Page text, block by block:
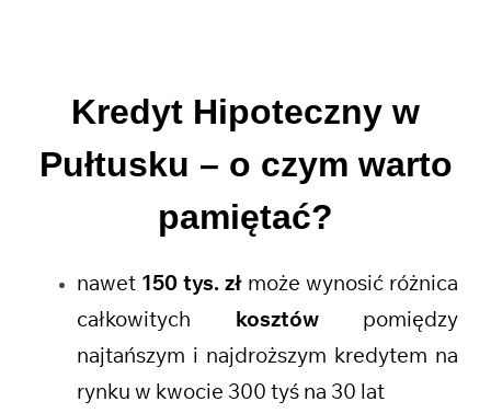
Kredyt Hipoteczny w
Pułtusku – o czym warto
pamiętać?
nawet 150 tys. zł może wynosić różnica
całkowitych kosztówpomiędzy
najtańszym i najdroższym kredytem na
rynku w kwocie 300 tyś na 30 lat